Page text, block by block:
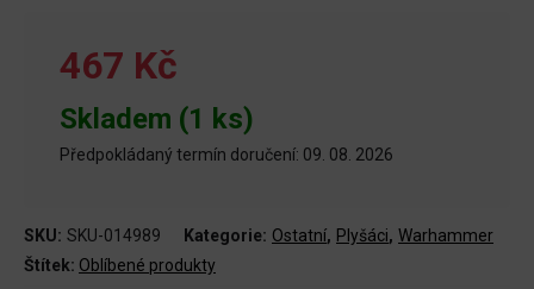
467 Kč
Skladem (1 ks)
Předpokládaný termín doručení: 09. 08. 2026
SKU: SKU-014989 Kategorie: Ostatní, Plyšáci, Warhammer
Štítek: Oblíbené produkty